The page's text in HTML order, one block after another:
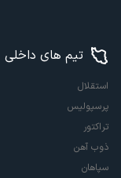
تیم های داخلی
استقلال
پرسپولیس
تراکتور
ذوب آهن
سپاهان